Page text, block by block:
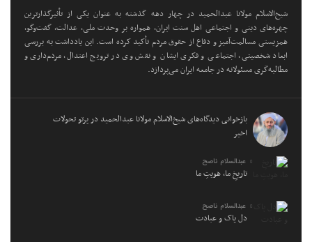
شیخ‌الاسلام مولانا عبدالحمید در چهار دهه گذشته به عنوان یکی از تأثیرگذارترین
چهره‌های دینی و اجتماعی اهل سنت ایران، همواره بر وحدت ملی، عدالت، گفت‌وگو،
همزیستی مسالمت‌آمیز و دفاع از حقوق مردم تأکید کرده است. این یادداشت به بررسی
ابعاد شخصیتی، اجتماعی و فکری ایشان و نقش وی در ترویج اعتدال، مردم‌داری و
مطالبه‌گری مسئولانه در جامعه ایران می‌پردازد.
بازخوانی دیدگاه‌های شیخ‌الاسلام مولانا عبدالحمید در پرتو تحولات
اخیر
عبدالسلام ناصح
تاریخِ ما، هویتِ ما
عبدالسلام ناصح
دل پاک و عبادت